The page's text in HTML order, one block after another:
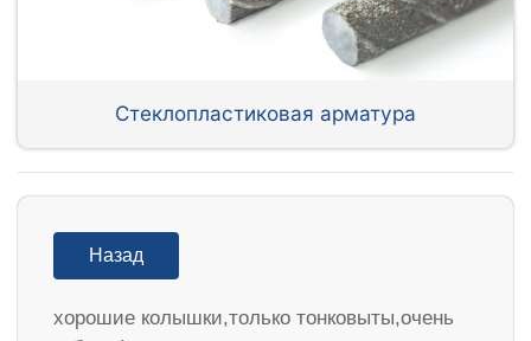
Стеклопластиковая арматура
Назад
хорошие колышки,только тонковыты,очень